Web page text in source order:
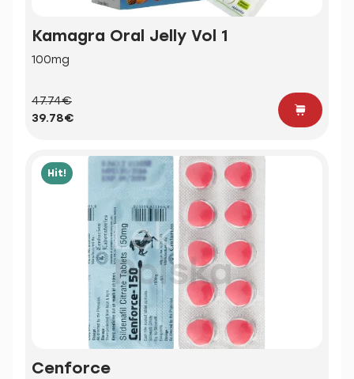
Kamagra Oral Jelly Vol 1
100mg
47.74€
39.78€
Hit!
Cenforce